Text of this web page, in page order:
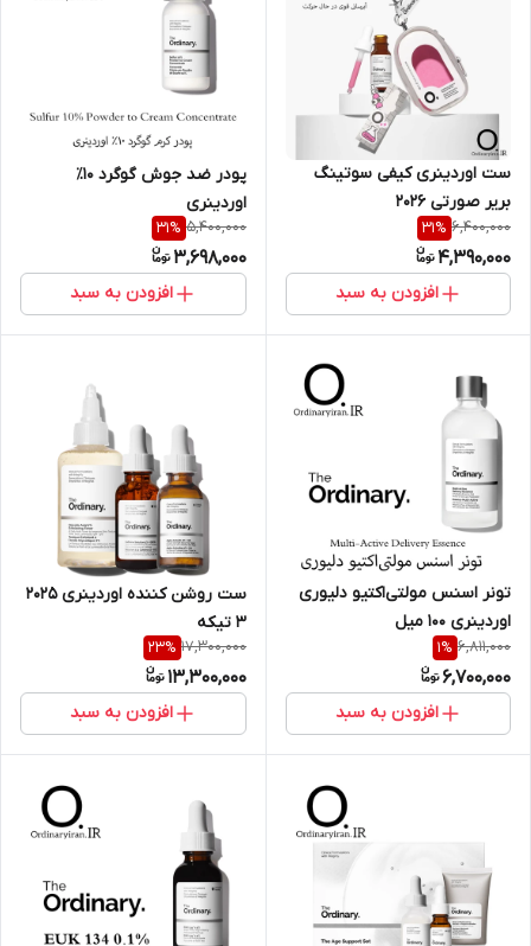
ست اوردینری کیفی سوتینگ
بریر صورتی 2026
6,400,000
31%
4,390,000
افزودن به سبد
پودر ضد جوش گوگرد ۱۰٪
اوردینری
5,400,000
31%
3,698,000
افزودن به سبد
تونر اسنس مولتی‌اکتیو دلیوری
اوردینری 100 میل
6,811,000
1%
6,700,000
افزودن به سبد
ست روشن کننده اوردینری 2025
3 تیکه
17,300,000
23%
13,300,000
افزودن به سبد